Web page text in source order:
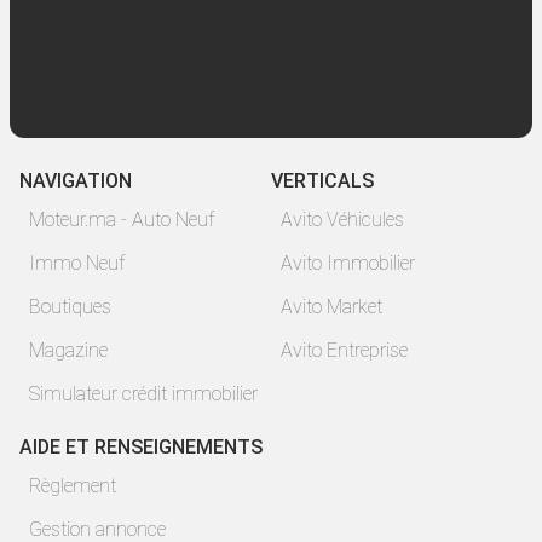
NAVIGATION
Moteur.ma - Auto Neuf
Immo Neuf
Boutiques
Magazine
Simulateur crédit immobilier
VERTICALS
Avito Véhicules
Avito Immobilier
Avito Market
Avito Entreprise
AIDE ET RENSEIGNEMENTS
Règlement
Gestion annonce